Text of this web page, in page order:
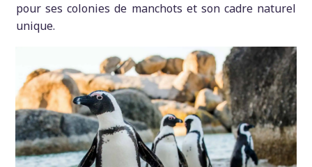
pour ses colonies de manchots et son cadre naturel
unique.